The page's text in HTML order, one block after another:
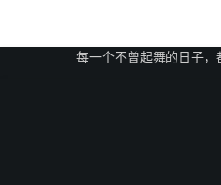
每一个不曾起舞的日子，